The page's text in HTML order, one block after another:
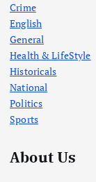
Crime
English
General
Health & LifeStyle
Historicals
National
Politics
Sports
About Us